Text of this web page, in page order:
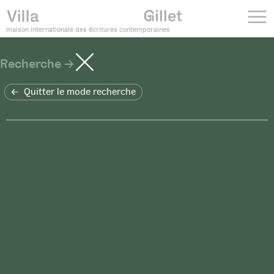
maison internationale des écritures contemporaines
Recherche
Quitter le mode recherche